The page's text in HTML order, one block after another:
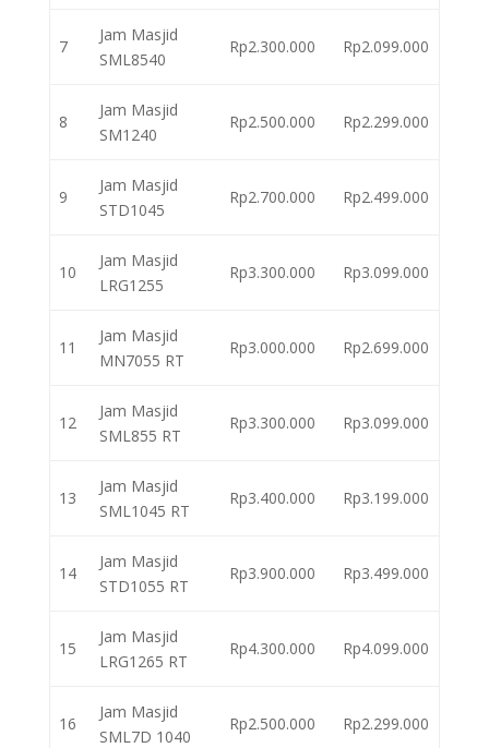
7
Jam Masjid
SML8540
Rp2.300.000 Rp2.099.000
8
Jam Masjid
SM1240
Rp2.500.000 Rp2.299.000
9
Jam Masjid
STD1045
Rp2.700.000 Rp2.499.000
10
Jam Masjid
LRG1255
Rp3.300.000 Rp3.099.000
11
Jam Masjid
MN7055 RT
Rp3.000.000 Rp2.699.000
12
Jam Masjid
SML855 RT
Rp3.300.000 Rp3.099.000
13
Jam Masjid
SML1045 RT
Rp3.400.000 Rp3.199.000
14
Jam Masjid
STD1055 RT
Rp3.900.000 Rp3.499.000
15
Jam Masjid
LRG1265 RT
Rp4.300.000 Rp4.099.000
16
Jam Masjid
SML7D 1040
Rp2.500.000 Rp2.299.000